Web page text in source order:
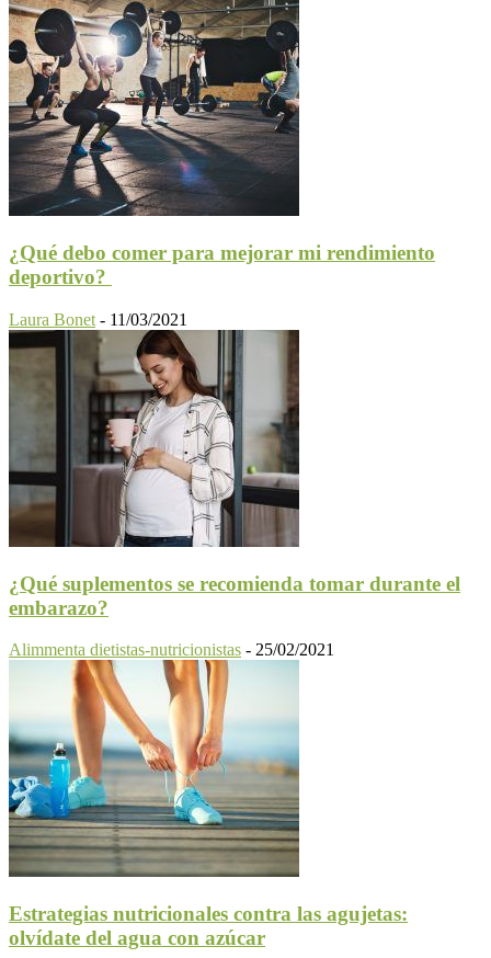
¿Qué debo comer para mejorar mi rendimiento
deportivo?
Laura Bonet - 11/03/2021
¿Qué suplementos se recomienda tomar durante el
embarazo?
Alimmenta dietistas-nutricionistas - 25/02/2021
Estrategias nutricionales contra las agujetas:
olvídate del agua con azúcar